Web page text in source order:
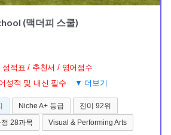
(맥더피 스쿨)
성적표 / 추천서 / 영어점수
성적 및 내신 필수 ▼ 더보기
Niche A+ 등급
전미 92위
28과목
Visual & Performing Arts